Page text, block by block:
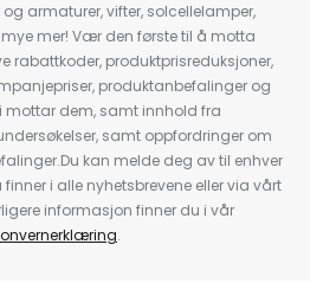
armaturer, vifter, solcellelamper,
mer! Vær den første til å motta
rabattkoder, produktprisreduksjoner,
produktanbefalinger og
mottar dem, samt innhold fra
samt oppfordringer om
kan melde deg av til enhver
i alle nyhetsbrevene eller via vårt
informasjon finner du i vår
.